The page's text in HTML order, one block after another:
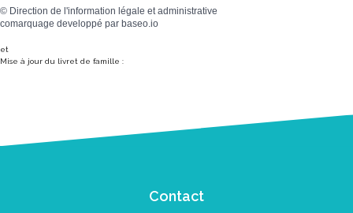
© Direction de l'information légale et administrative
comarquage developpé par baseo.io
et
Mise à jour du livret de famille :
Contact